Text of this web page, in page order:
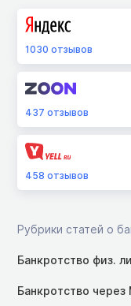
1030 отзывов
437 отзывов
458 отзывов
Рубрики статей о
Банкротство физ.
Банкротство